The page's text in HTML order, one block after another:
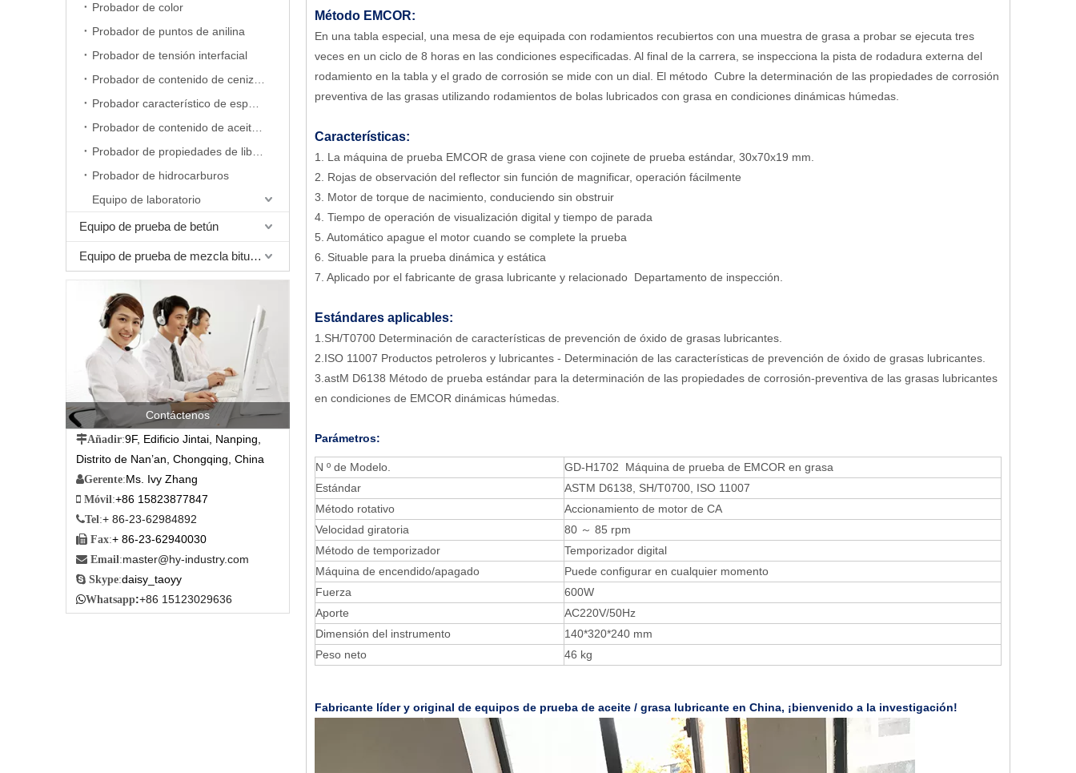
Probador de color
Probador de puntos de anilina
Probador de tensión interfacial
Probador de hidrocarburos
Equipo de laboratorio
Equipo de prueba de betún
Equipo de prueba de mezcla bituminosa
Contáctenos
Añadir:9F, Edificio Jintai, Nanping,
Distrito de Nan’an, Chongqing, China
Gerente:Ms. Ivy Zhang
 Móvil :+86 15823877847
Tel :+ 86-23-62984892
 Fax:+ 86-23-62940030
 Email :master@hy-industry.com
 Skype:daisy_taoyy
Whatsapp:+86 15123029636
Método EMCOR:
En una tabla especial, una mesa de eje equipada con rodamientos recubiertos con una muestra de grasa a probar se ejecuta tres
veces en un ciclo de 8 horas en las condiciones especificadas. Al final de la carrera, se inspecciona la pista de rodadura externa del
rodamiento en la tabla y el grado de corrosión se mide con un dial. El método Cubre la determinación de las propiedades de corrosión
preventiva de las grasas utilizando rodamientos de bolas lubricados con grasa en condiciones dinámicas húmedas.
Características:
1. La máquina de prueba EMCOR de grasa viene con cojinete de prueba estándar, 30x70x19 mm.
2. Rojas de observación del reflector sin función de magnificar, operación fácilmente
3. Motor de torque de nacimiento, conduciendo sin obstruir
4. Tiempo de operación de visualización digital y tiempo de parada
5. Automático apague el motor cuando se complete la prueba
6. Situable para la prueba dinámica y estática
7. Aplicado por el fabricante de grasa lubricante y relacionado Departamento de inspección.
Estándares aplicables:
1.SH/T0700 Determinación de características de prevención de óxido de grasas lubricantes.
2.ISO 11007 Productos petroleros y lubricantes - Determinación de las características de prevención de óxido de grasas lubricantes.
3.astM D6138 Método de prueba estándar para la determinación de las propiedades de corrosión-preventiva de las grasas lubricantes
en condiciones de EMCOR dinámicas húmedas.
Parámetros:
N º de Modelo.
GD-H1702 Máquina de prueba de EMCOR en grasa
Estándar
ASTM D6138, SH/T0700, ISO 11007
Método rotativo
Accionamiento de motor de CA
Velocidad giratoria
80 ～ 85 rpm
Método de temporizador
Temporizador digital
Máquina de encendido/apagado
Puede configurar en cualquier momento
Fuerza
600W
Aporte
AC220V/50Hz
Dimensión del instrumento
140*320*240 mm
Peso neto
46 kg
Fabricante líder y original de equipos de prueba de aceite / grasa lubricante en China, ¡bienvenido a la investigación!